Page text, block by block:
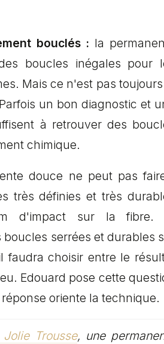
bouclés : la
boucles inégales pour
Mais ce n'est pas
un bon diagnostic et
à retrouver des
chimique.
douce ne peut pas
très définies et très
d'impact sur la fibre.
serrées et durables
faudra choisir entre le
Edouard pose cette
oriente la technique.
Jolie Trousse, une